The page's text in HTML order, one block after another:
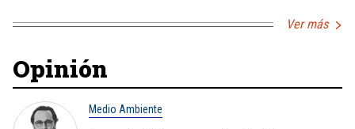
Ver más
Opinión
Medio Ambiente